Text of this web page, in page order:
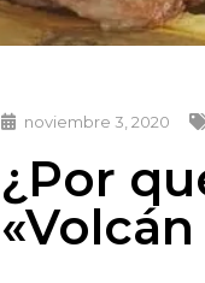
noviembre 3, 2020
¿Por